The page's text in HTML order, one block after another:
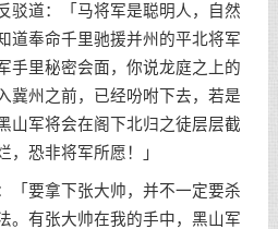
道：「马将军是聪明人，自然
道奉命千里驰援并州的平北将军
手里秘密会面，你说龙庭之上的
冀州之前，已经吩咐下去，若是
山军将会在阁下北归之徒层层截
，恐非将军所愿！」
要拿下张大帅，并不一定要杀
。有张大帅在我的手中，黑山军